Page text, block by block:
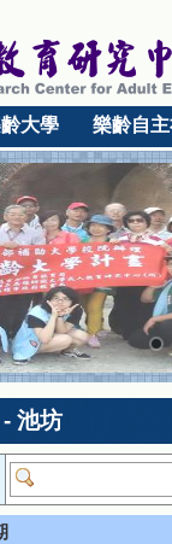
大學 樂齡自
池坊